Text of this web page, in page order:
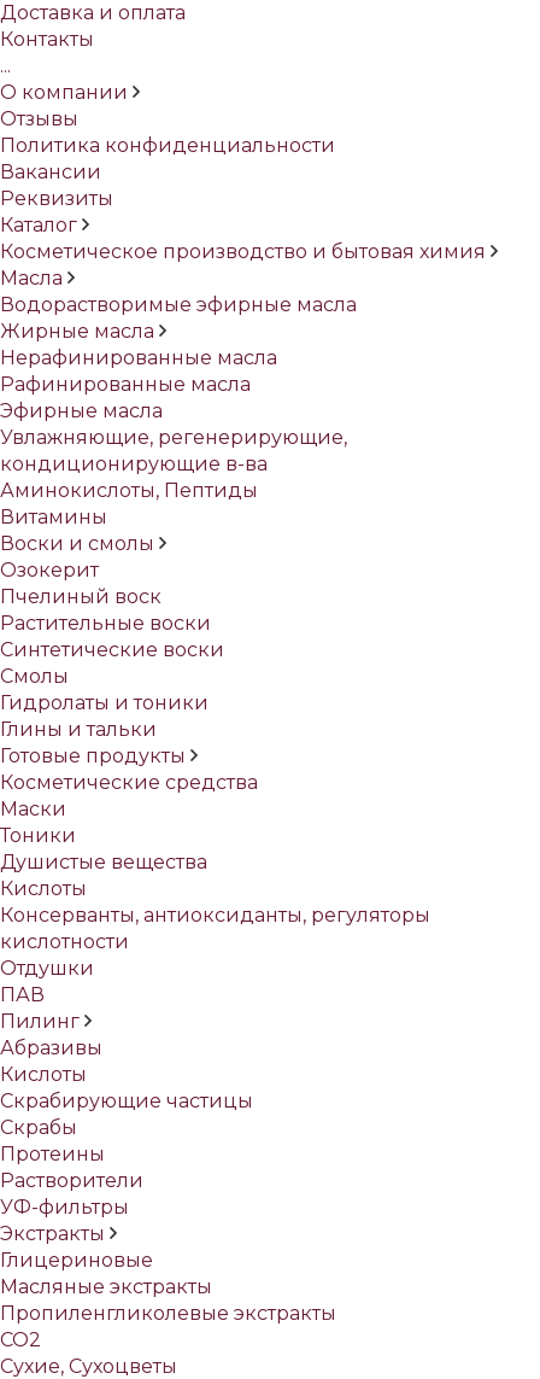
Доставка и оплата
Контакты
...
О компании
Отзывы
Политика конфиденциальности
Вакансии
Реквизиты
Каталог
Косметическое производство и бытовая химия
Масла
Водорастворимые эфирные масла
Жирные масла
Нерафинированные масла
Рафинированные масла
Эфирные масла
Увлажняющие, регенерирующие,
кондиционирующие в-ва
Аминокислоты, Пептиды
Витамины
Воски и смолы
Озокерит
Пчелиный воск
Растительные воски
Синтетические воски
Смолы
Гидролаты и тоники
Глины и тальки
Готовые продукты
Косметические средства
Маски
Тоники
Душистые вещества
Кислоты
Консерванты, антиоксиданты, регуляторы
кислотности
Отдушки
ПАВ
Пилинг
Абразивы
Кислоты
Скрабирующие частицы
Скрабы
Протеины
Растворители
УФ-фильтры
Экстракты
Глицериновые
Масляные экстракты
Пропиленгликолевые экстракты
СО2
Сухие, Сухоцветы